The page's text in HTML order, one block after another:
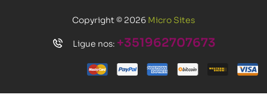
Copyright © 2026 Micro Sites
Ligue nos: +351962707673